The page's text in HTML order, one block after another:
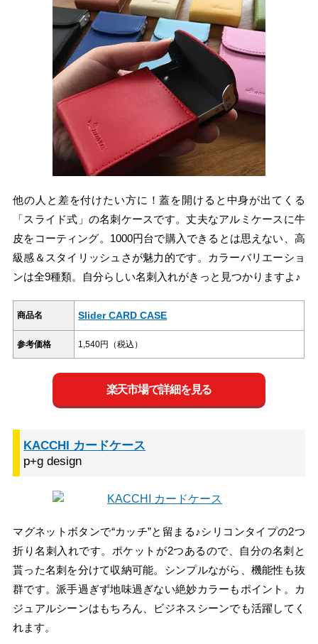
他の人と差を付けたい方に！蓋を開けると中身が出てくる
「スライド式」の名刺ケースです。丈夫なアルミケースに牛
皮をコーティング。1000円台で購入できるとは思えない、高
級感＆スタイリッシュさが魅力的です。カラーバリエーショ
ンは全9種類。自分らしい名刺入れがきっと見つかりますよ♪
商品名 Slider CARD CASE
参考価格 1,540円（税込）
楽天市場で詳細を見る
KACCHI カードケース
p+g design
マグネットボタンで“カッチ”と留まる♪シリコンタイプの2つ
折り名刺入れです。ポケットが2つあるので、自分の名刺と
貰った名刺を分けて収納可能。シンプルながら、機能性も抜
群です。派手過ぎず地味過ぎない絶妙カラーもポイント。カ
ジュアルシーンはもちろん、ビジネスシーンでも活躍してく
れます。